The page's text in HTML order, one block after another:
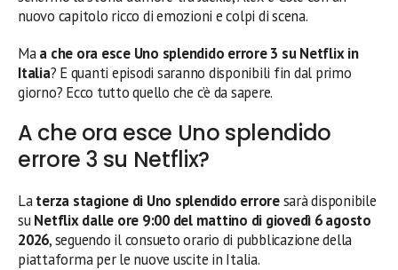
nuovo capitolo ricco di emozioni e colpi di scena.
Maa che ora esce Uno splendido errore 3 su Netflix in
Italia? E quanti episodi saranno disponibili fin dal primo
giorno? Ecco tutto quello che c’è da sapere.
A che ora esce Uno splendido
errore 3 su Netflix?
Laterza stagione di Uno splendido erroresarà disponibile
suNetflix dalle ore 9:00 del mattino di giovedì 6 agosto
2026, seguendo il consueto orario di pubblicazione della
piattaforma per le nuove uscite in Italia.